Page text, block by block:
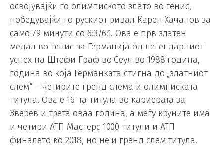
освојувајќи го олимпиското злато во тенис,
победувајќи го рускиот ривал Карен Хачанов за
само 79 минути со 6:3/6:1. Ова е прв златен
медал во тенис за Германија од легендарниот
успех на Штефи Граф во Сеул во 1988 година,
година во која Германката стигна до „златниот
слем“ – четирите гренд слема и олимписката
титула. Ова е 16-та титула во кариерата за
Зверев и трета оваа година, а меѓу круните има
и четири АТП Мастерс 1000 титули и АТП
финалето во 2018, но не и гренд слем титула.